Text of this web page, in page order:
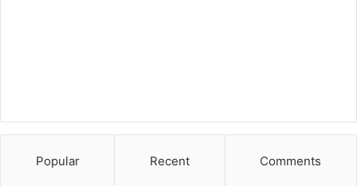
Popular Recent Comments